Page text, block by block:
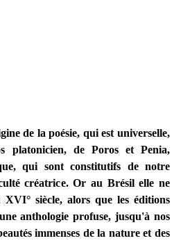
de la poésie, qui est universelle,
platonicien, de Poros et Penia,
qui sont constitutifs de notre
créatrice. Or au Brésil elle ne
siècle, alors que les éditions
anthologie profuse, jusqu'à nos
immenses de la nature et des